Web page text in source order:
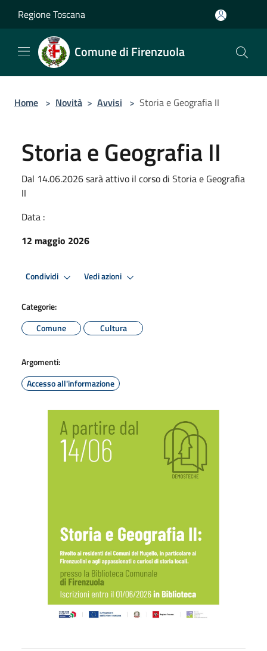
Regione Toscana
Comune di Firenzuola
Home > Novità > Avvisi > Storia e Geografia II
Storia e Geografia II
Dal 14.06.2026 sarà attivo il corso di Storia e Geografia
II
Data :
12 maggio 2026
Condividi Vedi azioni
Categorie:
Comune
Cultura
Argomenti:
Accesso all'informazione